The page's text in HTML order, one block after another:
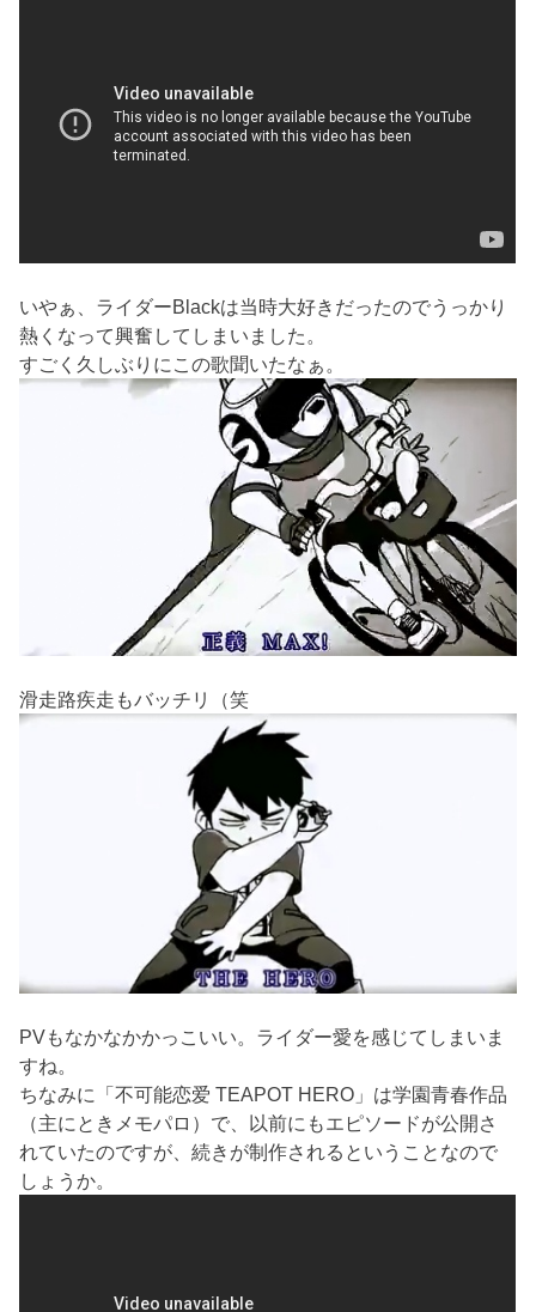
いやぁ、ライダーBlackは当時大好きだったのでうっかり
熱くなって興奮してしまいました。
すごく久しぶりにこの歌聞いたなぁ。
滑走路疾走もバッチリ（笑
PVもなかなかかっこいい。ライダー愛を感じてしまいま
すね。
ちなみに「不可能恋爱 TEAPOT HERO」は学園青春作品
（主にときメモパロ）で、以前にもエピソードが公開さ
れていたのですが、続きが制作されるということなので
しょうか。